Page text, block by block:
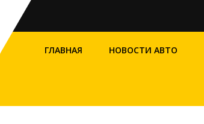
ГЛАВНАЯ НОВОСТИ АВТО